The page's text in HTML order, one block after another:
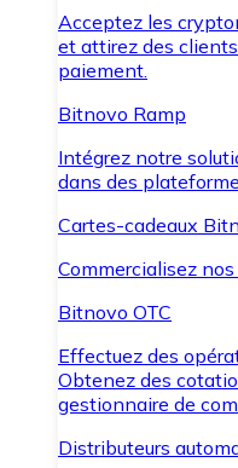
Acceptez les
et attirez des
paiement.
Bitnovo Ramp
Intégrez notre
dans des
Cartes-cadeaux
Commercialisez
Bitnovo OTC
Effectuez des
Obtenez des
gestionnaire de
Distributeurs